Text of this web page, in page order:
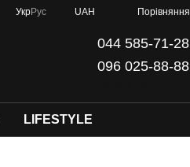
УкрРус UAH Порівняння
044 585-71-28
096 025-88-88
LIFESTYLE